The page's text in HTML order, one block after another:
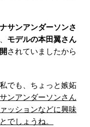
サンアンダーソンさ
モデルの本田翼さん
されていましたから
でも、ちょっと嫉妬
ンアンダーソンさん
ッションなどに興味
でしょうね。